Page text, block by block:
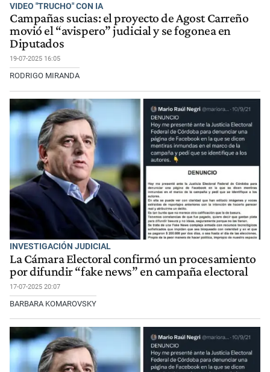
VIDEO "TRUCHO" CON IA
Campañas sucias: el proyecto de Agost Carreño
movió el “avispero” judicial y se fogonea en
Diputados
19-07-2025 16:05
RODRIGO MIRANDA
INVESTIGACIÓN JUDICIAL
La Cámara Electoral confirmó un procesamiento
por difundir “fake news” en campaña electoral
17-07-2025 20:07
BARBARA KOMAROVSKY